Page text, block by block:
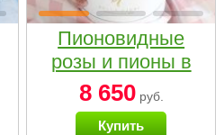
Пионовидные
розы и пионы в
белой коробке
Small
8 650руб.
Купить